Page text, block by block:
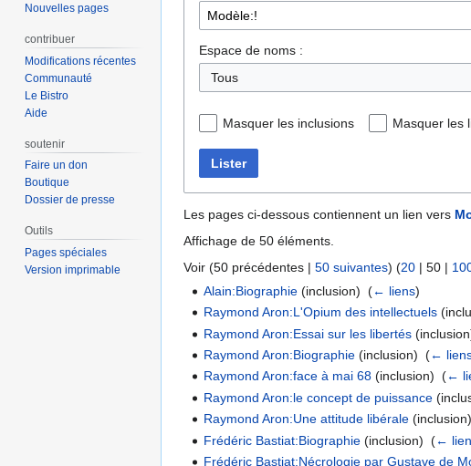
navigation
recherche
Espace de noms :
Tous
Masquer les inclusions Masquer les
Lister
Les pages ci-dessous contiennent un lien vers
Affichage de 50 éléments.
Voir (50 précédentes | 50 suivantes) (20 | 50 |
Alain:Biographie (inclusion) ‎(← liens)
Raymond Aron:L'Opium des intellectuels
Raymond Aron:Essai sur les libertés
Raymond Aron:Biographie (inclusion) ‎(←
Raymond Aron:face à mai 68 (inclusion) ‎(←
Raymond Aron:le concept de puissance
Raymond Aron:Une attitude libérale
Frédéric Bastiat:Biographie (inclusion) ‎(←
Frédéric Bastiat:Nécrologie par Gustave de
Nouvelles pages
contribuer
Modifications récentes
Communauté
Le Bistro
Aide
soutenir
Faire un don
Boutique
Dossier de presse
Outils
Pages spéciales
Version imprimable